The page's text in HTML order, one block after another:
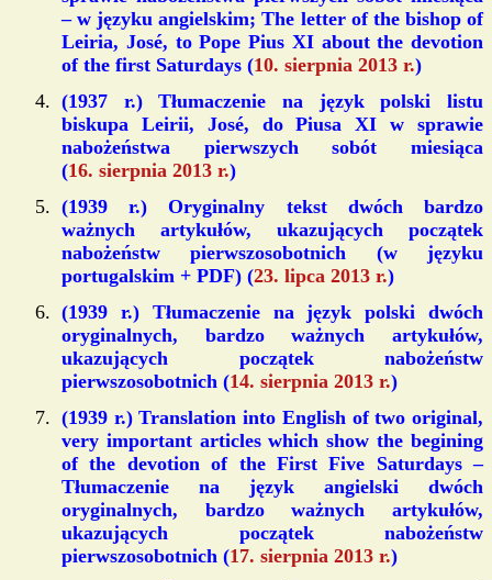
–w języku angielskim; The letter of the bishop of
Leiria, José, to Pope Pius XI about the devotion
of the first Saturdays (10. sierpnia 2013 r.)
(1937 r.) Tłumaczenie na język polski listu
biskupa Leirii, José, do Piusa XI w sprawie
nabożeństwa pierwszych sobót miesiąca
(16. sierpnia 2013 r.)
(1939 r.) Oryginalny tekst dwóch bardzo
ważnych artykułów, ukazujących początek
nabożeństw pierwszosobotnich (w języku
portugalskim + PDF) (23. lipca 2013 r.)
(1939 r.) Tłumaczenie na język polski dwóch
oryginalnych, bardzo ważnych artykułów,
ukazujących początek nabożeństw
pierwszosobotnich (14. sierpnia 2013 r.)
(1939 r.) Translation into English of two original,
very important articles which show the begining
of the devotion of the First Five Saturdays –
Tłumaczenie na język angielski dwóch
oryginalnych, bardzo ważnych artykułów,
ukazujących początek nabożeństw
pierwszosobotnich (17. sierpnia 2013 r.)